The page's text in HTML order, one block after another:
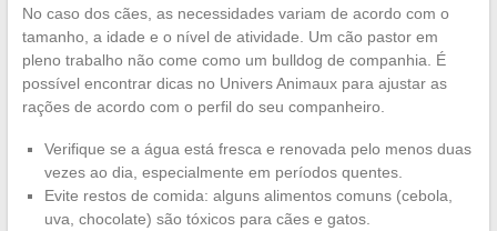
No caso dos cães, as necessidades variam de acordo com o
tamanho, a idade e o nível de atividade. Um cão pastor em
pleno trabalho não come como um bulldog de companhia. É
possível encontrar dicas no Univers Animaux para ajustar as
rações de acordo com o perfil do seu companheiro.
Verifique se a água está fresca e renovada pelo menos duas
vezes ao dia, especialmente em períodos quentes.
Evite restos de comida: alguns alimentos comuns (cebola,
uva, chocolate) são tóxicos para cães e gatos.